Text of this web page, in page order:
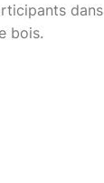
dans
bois.